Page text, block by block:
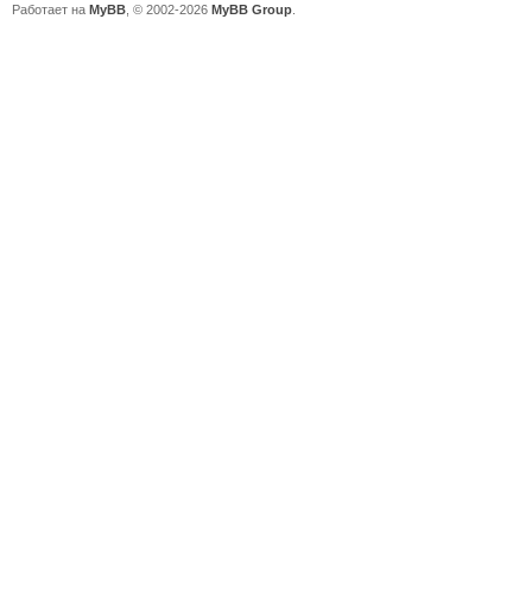
Работает на MyBB , © 2002-2026 MyBB Group